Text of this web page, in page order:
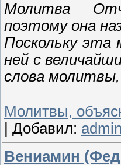
Молитва
поэтому она
Поскольку
ней с
слова молитвы,
Молитвы,
Добавил: admin
Вениамин